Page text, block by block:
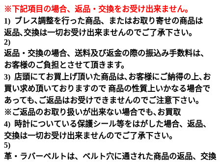
※下記項目の場合、返品・交換をお受け出来ません｡
1) ブレス調整を行った商品、またはお取り寄せの商品は
返品､交換は一切お受け出来ませんのでご了承下さい。
2)
返品・交換の場合、送料及び返金の際の振込み手数料は、
お客様のご負担とさせて頂きます。
3) 店頭にてお買上げ頂いた商品は､お客様にご納得の上､お
買い求め頂いておりますので 商品の性質上いかなる場合で
あっても､ご返品はお受けできませんのでご注意下さい｡
※ご返品のお取り扱いが出来ない場合でも､お買取
4) 時計についている保護シール等をはがした場合、返品、
交換は一切お受け出来ませんのでご了承下さい。
5)
革・ラバーベルトは、ベルト穴に通された商品の返品、交換